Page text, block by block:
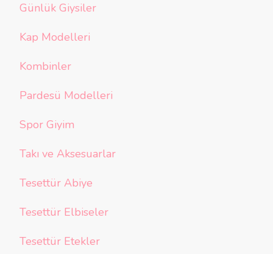
Günlük Giysiler
Kap Modelleri
Kombinler
Pardesü Modelleri
Spor Giyim
Takı ve Aksesuarlar
Tesettür Abiye
Tesettür Elbiseler
Tesettür Etekler